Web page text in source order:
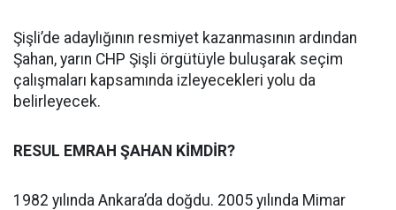
Şişli’de adaylığının resmiyet kazanmasının ardından
Şahan, yarın CHP Şişli örgütüyle buluşarak seçim
çalışmaları kapsamında izleyecekleri yolu da
belirleyecek.
RESUL EMRAH ŞAHAN KİMDİR?
1982 yılında Ankara’da doğdu. 2005 yılında Mimar